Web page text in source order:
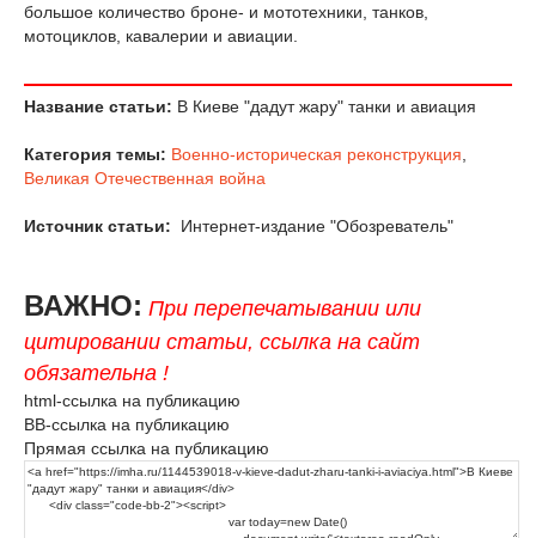
большое количество броне- и мототехники, танков,
мотоциклов, кавалерии и авиации.
Название статьи: В Киеве "дадут жару" танки и авиация
Категория темы: Военно-историческая реконструкция
Великая Отечественная война
Источник статьи: Интернет-издание "Обозреватель"
ВАЖНО: При перепечатывании или
цитировании статьи, ссылка на сайт
обязательна !
html-ссылка на публикацию
BB-ссылка на публикацию
Прямая ссылка на публикацию